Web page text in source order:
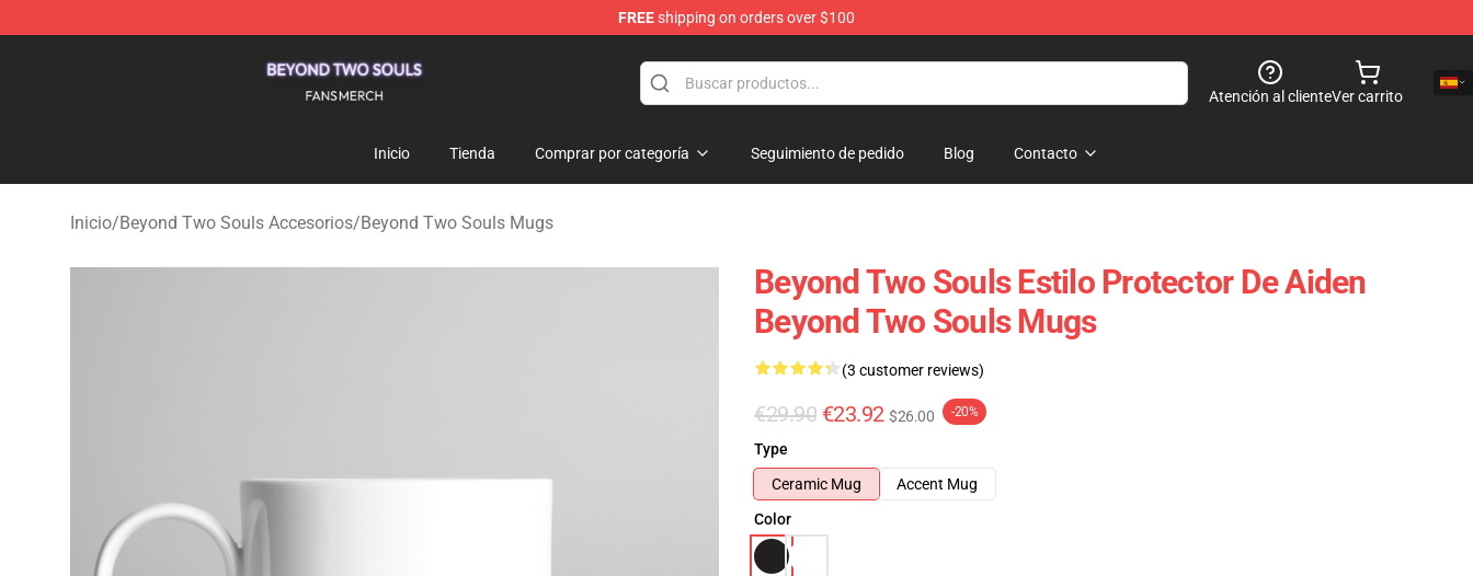
FREEshipping on orders over $100
Atención al clienteVer carrito
Inicio Tienda Comprar por categoría Seguimiento de pedido Blog Contacto
Inicio/Beyond Two Souls Accesorios/Beyond Two Souls Mugs
Beyond Two Souls Estilo Protector De Aiden
Beyond Two Souls Mugs
(3 customer reviews)
€29.90 €23.92 $26.00 -20%
Type
Ceramic Mug
Accent Mug
Color